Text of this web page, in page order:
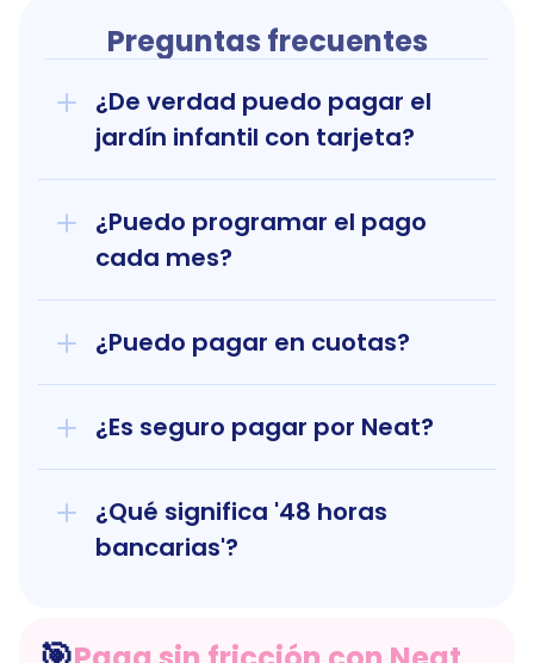
Preguntas frecuentes
¿De verdad puedo pagar el
jardín infantil con tarjeta?
¿Puedo programar el pago
cada mes?
¿Puedo pagar en cuotas?
¿Es seguro pagar por Neat?
¿Qué significa '48 horas
bancarias'?